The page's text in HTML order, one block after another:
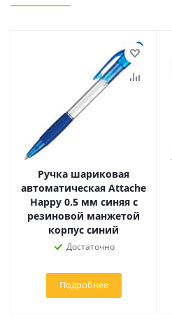
Ручка шариковая
автоматическая Attache
Happy 0.5 мм синяя с
резиновой манжетой
корпус синий
Достаточно
Подробнее